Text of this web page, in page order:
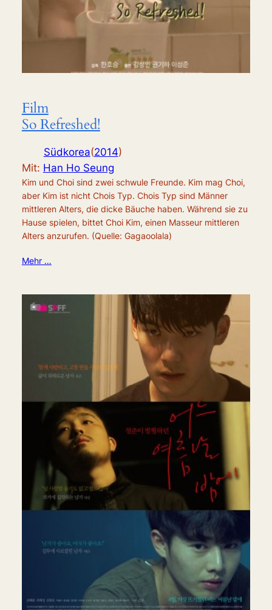
Film
So Refreshed!
Südkorea(2014)
Mit: Han Ho Seung
Kim und Choi sind zwei schwule Freunde. Kim mag Choi,
aber Kim ist nicht Chois Typ. Chois Typ sind Männer
mittleren Alters, die dicke Bäuche haben. Während sie zu
Hause spielen, bittet Choi Kim, einen Masseur mittleren
Alters anzurufen. (Quelle: Gagaoolala)
Mehr …